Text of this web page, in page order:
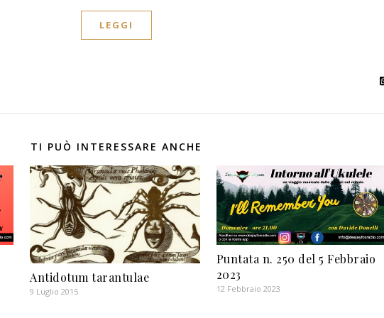
LEGGI
TI PUÒ INTERESSARE ANCHE
Antidotum tarantulae
9 Luglio 2015
Puntata n. 250 del 5 Febbraio
2023
12 Febbraio 2023